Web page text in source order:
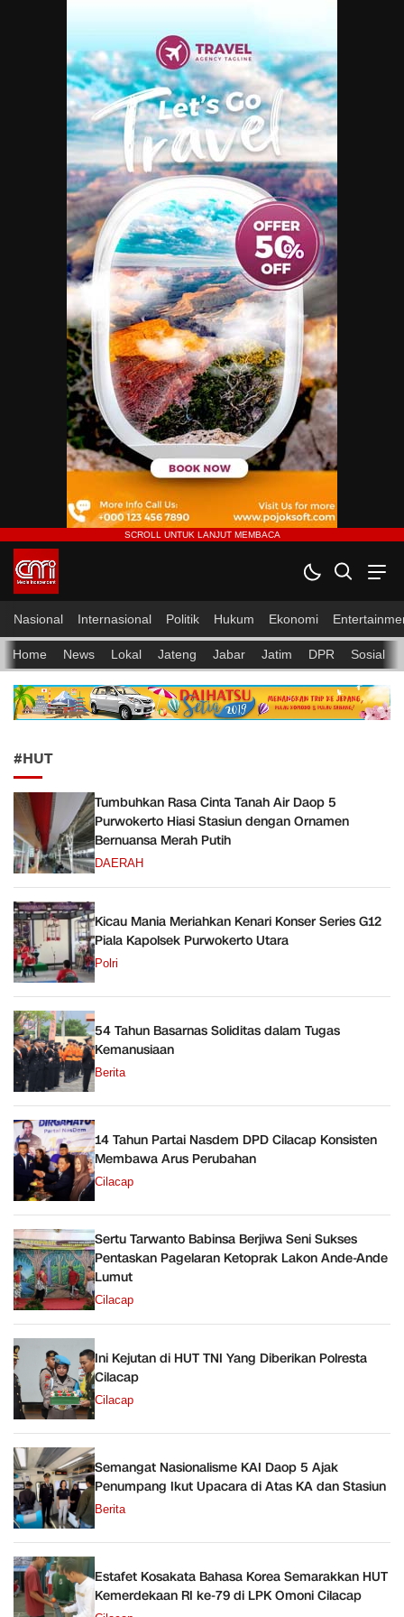
CMI News
Berani, Integritas dan Loyalitas
Nasional Internasional Politik Hukum Ekonomi
Home News Lokal Jateng Jabar Jatim DPR Sosial
#HUT
Tumbuhkan Rasa Cinta Tanah Air Daop 5
Purwokerto Hiasi Stasiun dengan Ornamen
Bernuansa Merah Putih
DAERAH
Kicau Mania Meriahkan Kenari Konser Series G12
Piala Kapolsek Purwokerto Utara
Polri
54 Tahun Basarnas Soliditas dalam Tugas
Kemanusiaan
Berita
14 Tahun Partai Nasdem DPD Cilacap Konsisten
Membawa Arus Perubahan
Cilacap
Sertu Tarwanto Babinsa Berjiwa Seni Sukses
Pentaskan Pagelaran Ketoprak Lakon Ande-Ande
Lumut
Cilacap
Ini Kejutan di HUT TNI Yang Diberikan Polresta
Cilacap
Cilacap
Semangat Nasionalisme KAI Daop 5 Ajak
Penumpang Ikut Upacara di Atas KA dan Stasiun
Berita
Estafet Kosakata Bahasa Korea Semarakkan HUT
Kemerdekaan RI ke-79 di LPK Omoni Cilacap